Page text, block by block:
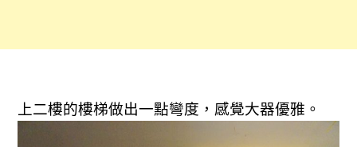
上二樓的樓梯做出一點彎度，感覺大器優雅。